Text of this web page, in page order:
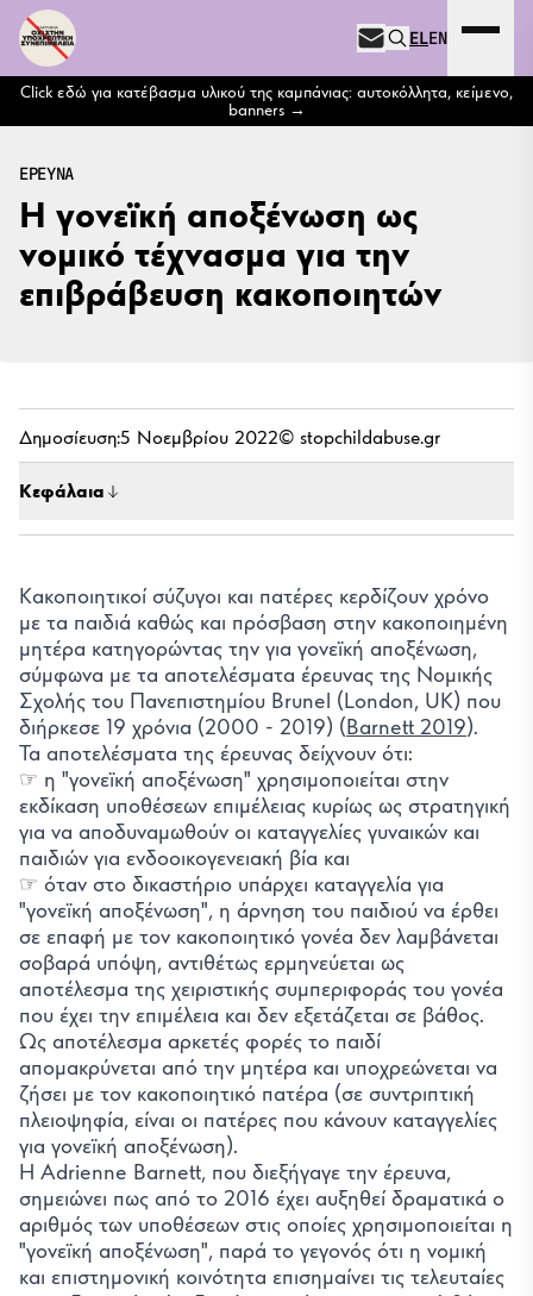
Μετάβαση στο περιεχόμενο
NEWSLETTER
ELEN Expand
Click εδώ για κατέβασμα υλικού της καμπάνιας: αυτοκόλλητα, κείμενο,
banners
ΕΡΕΥΝΑ
Η γονεϊκή αποξένωση ως
νομικό τέχνασμα για την
επιβράβευση κακοποιητών
Δημοσίευση:5 Νοεμβρίου 2022© stopchildabuse.gr
Κεφάλαια
Kακοποιητικοί σύζυγοι και πατέρες κερδίζουν χρόνο
με τα παιδιά καθώς και πρόσβαση στην κακοποιημένη
μητέρα κατηγορώντας την για γονεϊκή αποξένωση,
σύμφωνα με τα αποτελέσματα έρευνας της Νομικής
Σχολής του Πανεπιστημίου Brunel (London, UK) που
διήρκεσε 19 χρόνια (2000 - 2019) (Barnett 2019).
Τα αποτελέσματα της έρευνας δείχνουν ότι:
☞ η "γονεϊκή αποξένωση" χρησιμοποιείται στην
εκδίκαση υποθέσεων επιμέλειας κυρίως ως στρατηγική
για να αποδυναμωθούν οι καταγγελίες γυναικών και
παιδιών για ενδοοικογενειακή βία και
☞ όταν στο δικαστήριο υπάρχει καταγγελία για
"γονεϊκή αποξένωση", η άρνηση του παιδιού να έρθει
σε επαφή με τον κακοποιητικό γονέα δεν λαμβάνεται
σοβαρά υπόψη, αντιθέτως ερμηνεύεται ως
αποτέλεσμα της χειριστικής συμπεριφοράς του γονέα
που έχει την επιμέλεια και δεν εξετάζεται σε βάθος.
Ως αποτέλεσμα αρκετές φορές το παιδί
απομακρύνεται από την μητέρα και υποχρεώνεται να
ζήσει με τον κακοποιητικό πατέρα (σε συντριπτική
πλειοψηφία, είναι οι πατέρες που κάνουν καταγγελίες
για γονεϊκή αποξένωση).
Η Adrienne Barnett, που διεξήγαγε την έρευνα,
σημειώνει πως από το 2016 έχει αυξηθεί δραματικά ο
αριθμός των υποθέσεων στις οποίες χρησιμοποιείται η
"γονεϊκή αποξένωση", παρά το γεγονός ότι η νομική
και επιστημονική κοινότητα επισημαίνει τις τελευταίες